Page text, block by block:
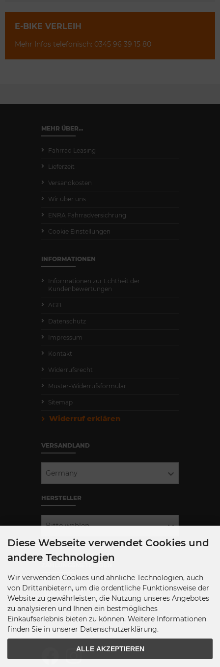
E-BIKE VERLEIH
Mehr Infos telefonisch: 0345 96 39 15 80
MEHR ÜBER...
Fahrrad Leasing
Lieferzeit
Versandkosten
Wir über uns
ENRA Fahrradversichrung
Cookie Einstellungen
INFORMATIONEN
Informationen zur Echtheit der
Kundenbewertungen
AGB
Datenschutz
Impressum
Kontakt
Widerrufsrecht
Muster-Widerrufsformular
Sitemap
Widerruf erklären
VERSANDLAND
Germany
HERSTELLER
Bitte wählen
ZAHLUNGSMETHODEN
SOCIAL MEDIA
Diese Webseite verwendet Cookies und
andere Technologien
Wir verwenden Cookies und ähnliche Technologien, auch
von Drittanbietern, um die ordentliche Funktionsweise der
Website zu gewährleisten, die Nutzung unseres Angebotes
zu analysieren und Ihnen ein bestmögliches
Einkaufserlebnis bieten zu können. Weitere Informationen
finden Sie in unserer Datenschutzerklärung.
ALLE AKZEPTIEREN